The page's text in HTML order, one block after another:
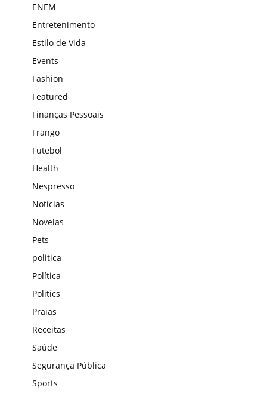
ENEM
Entretenimento
Estilo de Vida
Events
Fashion
Featured
Finanças Pessoais
Frango
Futebol
Health
Nespresso
Notícias
Novelas
Pets
politica
Política
Politics
Praias
Receitas
Saúde
Segurança Pública
Sports